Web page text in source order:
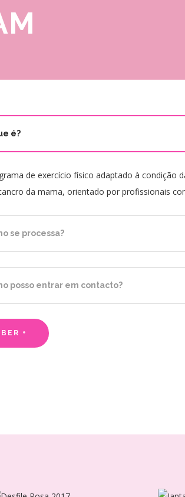
é?
de exercício físico adaptado à condição
da mama, orientado por profissionais
se processa?
posso entrar em contacto?
+